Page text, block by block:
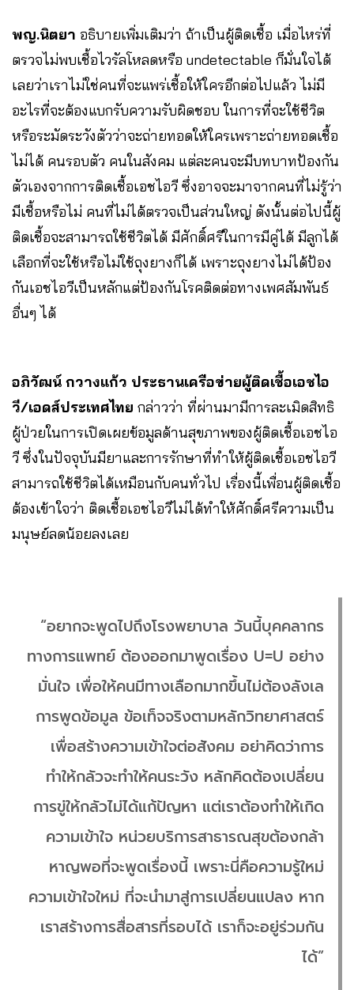
พญ.นิตยา อธิบายเพิ่มเติมว่า ถ้าเป็นผู้ติดเชื้อ เมื่อไหร่ที่
ตรวจไม่พบเชื้อไวรัลโหลดหรือ undetectable ก็มั่นใจได้
เลยว่าเราไม่ใช่คนที่จะแพร่เชื้อให้ใครอีกต่อไปแล้ว ไม่มี
อะไรที่จะต้องแบกรับความรับผิดชอบ ในการที่จะใช้ชีวิต
หรือระมัดระวังตัวว่าจะถ่ายทอดให้ใครเพราะถ่ายทอดเชื้อ
ไม่ได้ คนรอบตัว คนในสังคม แต่ละคนจะมีบทบาทป้องกัน
ตัวเองจากการติดเชื้อเอชไอวี ซึ่งอาจจะมาจากคนที่ไม่รู้ว่า
มีเชื้อหรือไม่ คนที่ไม่ได้ตรวจเป็นส่วนใหญ่ ดังนั้นต่อไปนี้ผู้
ติดเชื้อจะสามารถใช้ชีวิตได้ มีศักดิ์ศรีในการมีคู่ได้ มีลูกได้
เลือกที่จะใช้หรือไม่ใช้ถุงยางก็ได้ เพราะถุงยางไม่ได้ป้อง
กันเอชไอวีเป็นหลักแต่ป้องกันโรคติดต่อทางเพศสัมพันธ์
อื่นๆ ได้
อภิวัฒน์ กวางแก้ว ประธานเครือข่ายผู้ติดเชื้อเอชไอ
วี/เอดส์ประเทศไทย กล่าวว่า ที่ผ่านมามีการละเมิดสิทธิ
ผู้ป่วยในการเปิดเผยข้อมูลด้านสุขภาพของผู้ติดเชื้อเอชไอ
วี ซึ่งในปัจจุบันมียาและการรักษาที่ทำให้ผู้ติดเชื้อเอชไอวี
สามารถใช้ชีวิตได้เหมือนกับคนทั่วไป เรื่องนี้เพื่อนผู้ติดเชื้อ
ต้องเข้าใจว่า ติดเชื้อเอชไอวีไม่ได้ทำให้ศักดิ์ศรีความเป็น
มนุษย์ลดน้อยลงเลย
“อยากจะพูดไปถึงโรงพยาบาล วันนี้บุคคลากร
ทางการแพทย์ ต้องออกมาพูดเรื่อง U=U อย่าง
มั่นใจ เพื่อให้คนมีทางเลือกมากขึ้นไม่ต้องลังเล
การพูดข้อมูล ข้อเท็จจริงตามหลักวิทยาศาสตร์
เพื่อสร้างความเข้าใจต่อสังคม อย่าคิดว่าการ
ทำให้กลัวจะทำให้คนระวัง หลักคิดต้องเปลี่ยน
การขู่ให้กลัวไม่ได้แก้ปัญหา แต่เราต้องทำให้เกิด
ความเข้าใจ หน่วยบริการสาธารณสุขต้องกล้า
หาญพอที่จะพูดเรื่องนี้ เพราะนี่คือความรู้ใหม่
ความเข้าใจใหม่ ที่จะนำมาสู่การเปลี่ยนแปลง หาก
เราสร้างการสื่อสารที่รอบได้ เราก็จะอยู่ร่วมกัน
ได้”